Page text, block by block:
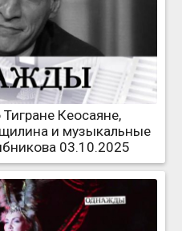
Кеосаяне,
и музыкальные
03.10.2025